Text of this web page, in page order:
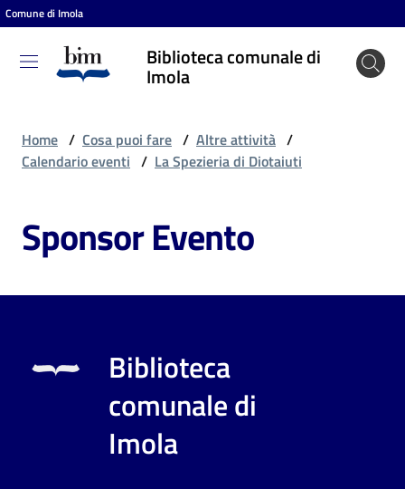
Vai al contenuto
Vai alla navigazione
Vai al footer
Comune di Imola
Biblioteca comunale di
Imola
Biblioteca
comunale
puoi
Home / Cosa puoi fare / Altre attività /
Calendario eventi / La Spezieria di Diotaiuti
Sponsor Evento
Biblioteca
comunale di
Imola